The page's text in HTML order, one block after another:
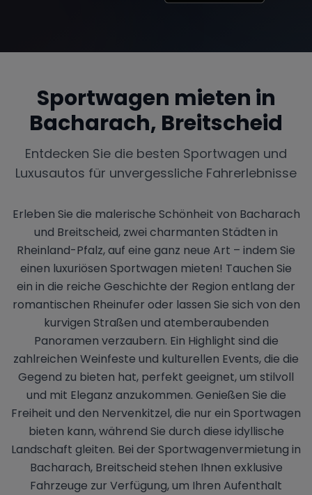
Sportwagen mieten in
Bacharach, Breitscheid
Entdecken Sie die besten Sportwagen und
Luxusautos für unvergessliche Fahrerlebnisse
Erleben Sie die malerische Schönheit von Bacharach
und Breitscheid, zwei charmanten Städten in
Rheinland-Pfalz, auf eine ganz neue Art – indem Sie
einen luxuriösen Sportwagen mieten! Tauchen Sie
ein in die reiche Geschichte der Region entlang der
romantischen Rheinufer oder lassen Sie sich von den
kurvigen Straßen und atemberaubenden
Panoramen verzaubern. Ein Highlight sind die
zahlreichen Weinfeste und kulturellen Events, die die
Gegend zu bieten hat, perfekt geeignet, um stilvoll
und mit Eleganz anzukommen. Genießen Sie die
Freiheit und den Nervenkitzel, die nur ein Sportwagen
bieten kann, während Sie durch diese idyllische
Landschaft gleiten. Bei der Sportwagenvermietung in
Bacharach, Breitscheid stehen Ihnen exklusive
Fahrzeuge zur Verfügung, um Ihren Aufenthalt